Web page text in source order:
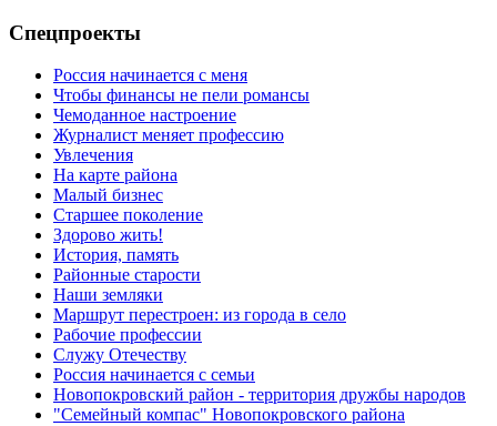
Спецпроекты
Россия начинается с меня
Чтобы финансы не пели романсы
Чемоданное настроение
Журналист меняет профессию
Увлечения
На карте района
Малый бизнес
Старшее поколение
Здорово жить!
История, память
Районные старости
Наши земляки
Маршрут перестроен: из города в село
Рабочие профессии
Служу Отечеству
Россия начинается с семьи
Новопокровский район - территория дружбы народов
"Семейный компас" Новопокровского района